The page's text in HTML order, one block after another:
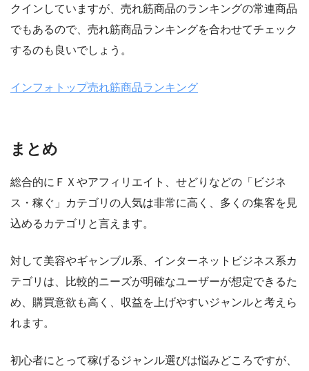
クインしていますが、売れ筋商品のランキングの常連商品
でもあるので、売れ筋商品ランキングを合わせてチェック
するのも良いでしょう。
インフォトップ売れ筋商品ランキング
まとめ
総合的にＦＸやアフィリエイト、せどりなどの「ビジネ
ス・稼ぐ」カテゴリの人気は非常に高く、多くの集客を見
込めるカテゴリ と言えます。
対して美容やギャンブル系、インターネットビジネス系カ
テゴリは、比較的ニーズが明確なユーザーが想定できるた
め、購買意欲も高く、収益を上げやすいジャンルと考えら
れます。
初心者にとって稼げるジャンル選びは悩みどころですが、